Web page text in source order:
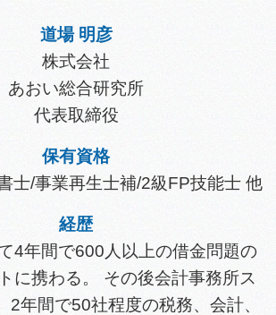
道場 明彦
株式会社
あおい総合研究所
代表取締役
保有資格
士/事業再生士補/2級FP技能士 他
経歴
4年間で600人以上の借金問題の
に携わる。 その後会計事務所ス
2年間で50社程度の税務、会計、